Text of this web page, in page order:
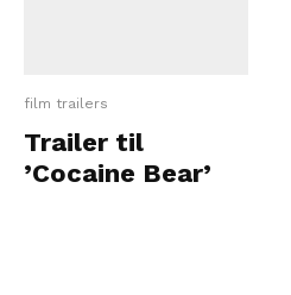
film trailers
Trailer til
’Cocaine Bear’